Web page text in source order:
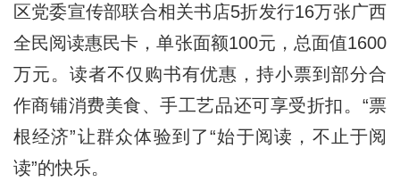
区党委宣传部联合相关书店5折发行16万张广西
全民阅读惠民卡，单张面额100元，总面值1600
万元。读者不仅购书有优惠，持小票到部分合
作商铺消费美食、手工艺品还可享受折扣。“票
根经济”让群众体验到了“始于阅读，不止于阅
读”的快乐。